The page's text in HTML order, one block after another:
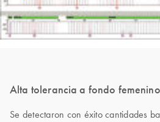
Alta tolerancia a fondo femenino
Se detectaron con éxito cantidades